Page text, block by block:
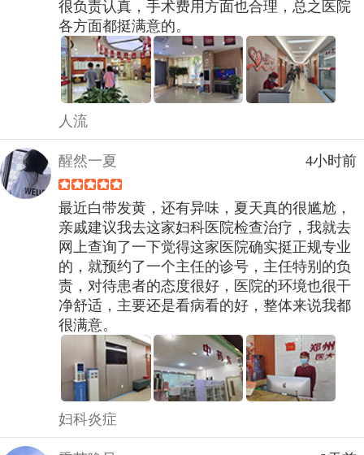
很负责认真，手术费用方面也合理，总之医院
各方面都挺满意的。
人流
醒然一夏 4小时前
最近白带发黄，还有异味，夏天真的很尴尬，
亲戚建议我去这家妇科医院检查治疗，我就去
网上查询了一下觉得这家医院确实挺正规专业
的，就预约了一个主任的诊号，主任特别的负
责，对待患者的态度很好，医院的环境也很干
净舒适，主要还是看病看的好，整体来说我都
很满意。
妇科炎症